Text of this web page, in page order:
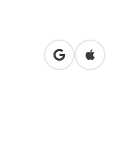
in Googlein Apple